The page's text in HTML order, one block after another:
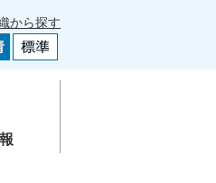
から探す